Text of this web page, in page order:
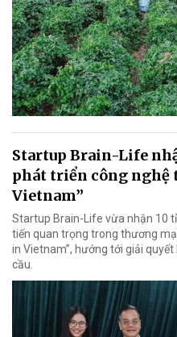
Startup Brain-Life
phát triển công
Vietnam”
Startup Brain-Life vừa nhận 10
tiến quan trọng trong thương
in Vietnam”, hướng tới giải
cầu.